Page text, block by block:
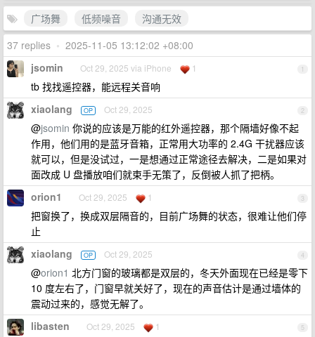
广场舞 低频噪音
沟通无效
37 replies • 2025-11-05 13:12:02 +08:00
1
jsomin Oct 29, 2025 via iPhone 1
tb 找找遥控器，能远程关音响
2
xiaolang OP Oct 29, 2025
@jsomin 你说的应该是万能的红外遥控器，那个隔墙好像不起
作用，他们用的是蓝牙音箱，正常用大功率的 2.4G 干扰器应该
就可以，但是没试过，一是想通过正常途径去解决，二是如果对
面改成 U 盘播放咱们就束手无策了，反倒被人抓了把柄。
3
orion1 Oct 29, 2025 1
把窗换了，换成双层隔音的，目前广场舞的状态，很难让他们停
止
4
xiaolang OP Oct 29, 2025
@orion1 北方门窗的玻璃都是双层的，冬天外面现在已经是零下
10 度左右了，门窗早就关好了，现在的声音估计是通过墙体的
震动过来的，感觉无解了。
5
libasten Oct 29, 2025 1